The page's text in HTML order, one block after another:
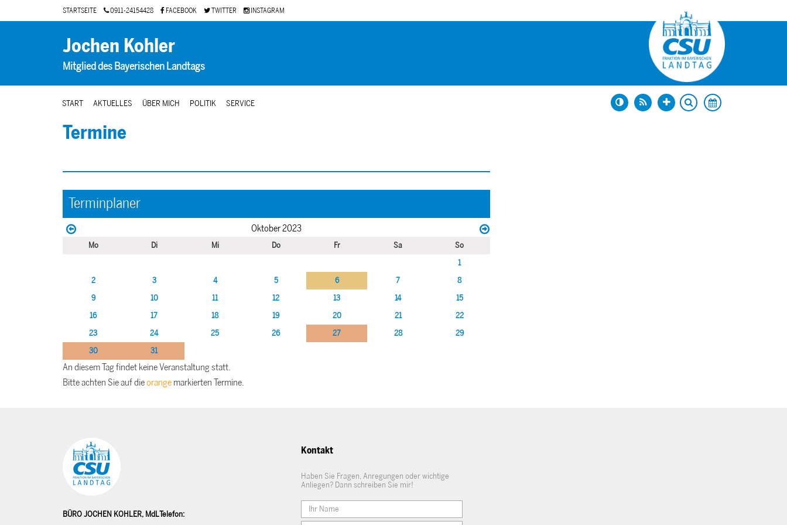
STARTSEITE 0911-24154428 FACEBOOK TWITTER INSTAGRAM
Jochen Kohler
Mitglied des Bayerischen Landtags
START AKTUELLES ÜBER MICH POLITIK SERVICE
Termine
Terminplaner
Oktober 2023
Mo Di Mi Do Fr Sa
So
1
2
3 4 5 6 7
8
9
10 11 12 13 14
15
16
17 18 19 20 21
22
23
24 25 26 27 28
29
30
31
An diesem Tag findet keine Veranstaltung statt.
Bitte achten Sie auf dieorange markierten Termine.
BÜRO JOCHEN KOHLER, MdLTelefon:
Kontakt
Haben Sie Fragen, Anregungen oder wichtige
Anliegen? Dann schreiben Sie mir!